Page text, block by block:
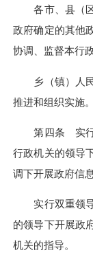
各市、县（区
政府确定的其他
协调、监督本行
乡（镇）人民
推进和组织实施。
第四条 实行
行政机关的领导
调下开展政府信
实行双重领导
的领导下开展政
机关的指导。